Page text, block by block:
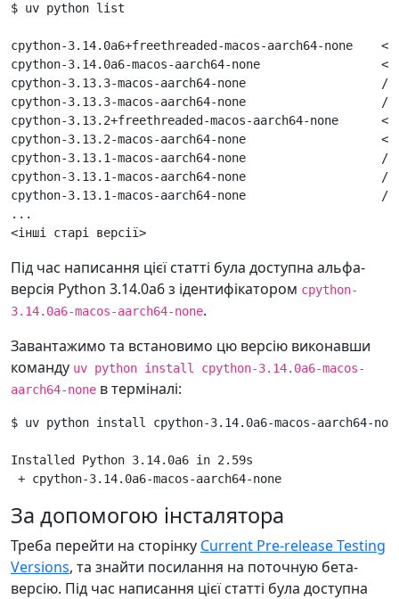
$ uv python list
cpython-3.14.0a6+freethreaded-macos-aarch64-none
cpython-3.14.0a6-macos-aarch64-none
cpython-3.13.3-macos-aarch64-none                   /
cpython-3.13.3-macos-aarch64-none                   /
cpython-3.13.2+freethreaded-macos-aarch64-none
cpython-3.13.2-macos-aarch64-none
cpython-3.13.1-macos-aarch64-none                   /
cpython-3.13.1-macos-aarch64-none                   /
cpython-3.13.1-macos-aarch64-none                   /
...
Під час написання цієї статті була доступна альфа-
версія Python 3.14.0a6 з ідентифікатором cpython-
3.14.0a6-macos-aarch64-none.
Завантажимо та встановимо цю версію виконавши
команду uv python install cpython-3.14.0a6-macos-
aarch64-none в терміналі:
$ uv python install cpython-3.14.0a6-macos-aarch64-
Installed Python 3.14.0a6 in 2.59s
За допомогою інсталятора
Треба перейти на сторінку Current Pre-release Testing
Versions, та знайти посилання на поточную бета-
версію. Під час написання цієї статті була доступна